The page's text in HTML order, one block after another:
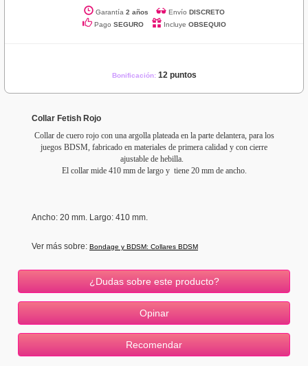
Garantía 2 años Envío DISCRETO
Pago SEGURO Incluye OBSEQUIO
Bonificación: 12 puntos
Collar Fetish Rojo
Collar de cuero rojo con una argolla plateada en la parte delantera, para los
juegos BDSM, fabricado en materiales de primera calidad y con cierre
ajustable de hebilla.
El collar mide 410 mm de largo y tiene 20 mm de ancho.
Ancho: 20 mm. Largo: 410 mm.
Ver más sobre: Bondage y BDSM: Collares BDSM
¿Dudas sobre este producto?